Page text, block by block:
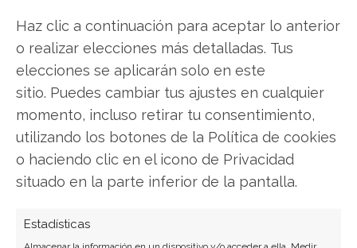
Haz clic a continuación para aceptar lo anterior
o realizar elecciones más detalladas. Tus
elecciones se aplicarán solo en este
sitio. Puedes cambiar tus ajustes en cualquier
momento, incluso retirar tu consentimiento,
utilizando los botones de la Política de cookies
o haciendo clic en el icono de Privacidad
situado en la parte inferior de la pantalla.
Estadísticas
Almacenar la información en un dispositivo y/o acceder a ella, Medir
transformación digital con más de 8 años de
experiencia. Experta en inteligencia artificial,
ciberseguridad y startups tecnológicas.
Ver todos los artículos →